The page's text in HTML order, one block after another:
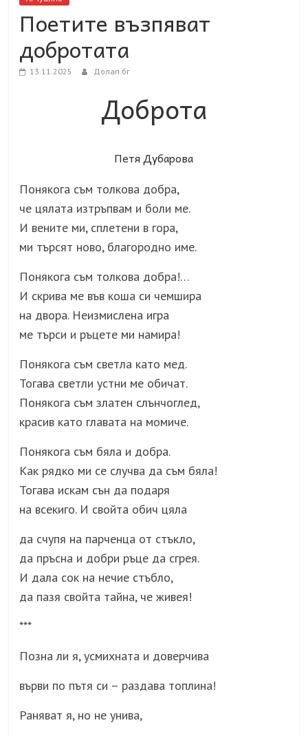
Поетите възпяват
добротата
13.11.2025 Долап.бг
Доброта
Петя Дубарова
Понякога съм толкова добра,
че цялата изтръпвам и боли ме.
И вените ми, сплетени в гора,
ми търсят ново, благородно име.
Понякога съм толкова добра!…
И скрива ме във коша си чемшира
на двора. Неизмислена игра
ме търси и ръцете ми намира!
Понякога съм светла като мед.
Тогава светли устни ме обичат.
Понякога съм златен слънчоглед,
красив като главата на момиче.
Понякога съм бяла и добра.
Как рядко ми се случва да съм бяла!
Тогава искам сън да подаря
на всекиго. И свойта обич цяла
да счупя на парченца от стъкло,
да пръсна и добри ръце да сгрея.
И дала сок на нечие стъбло,
да пазя свойта тайна, че живея!
***
Позна ли я, усмихната и доверчива
върви по пътя си – раздава топлина!
Раняват я, но не унива,